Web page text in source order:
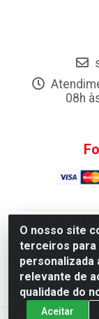
O nosso site
terceiros para
personalizada
relevante de
qualidade do
Aceitar
08h
Atacadao da
Distribuicao
Industrial